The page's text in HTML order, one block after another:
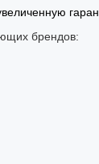
брендов: